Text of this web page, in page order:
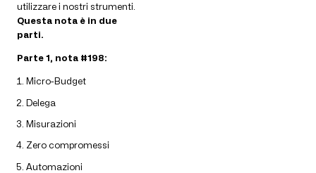
utilizzare i nostri strumenti.
Questa nota è in due
parti.
Parte 1, nota #198:
Micro-Budget
Delega
Misurazioni
Zero compromessi
Automazioni